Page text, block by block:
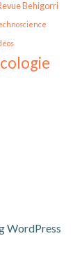
Behigorri
WordPress